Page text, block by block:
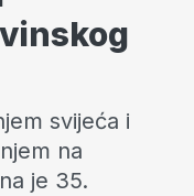
svijeća i
na
je 35.